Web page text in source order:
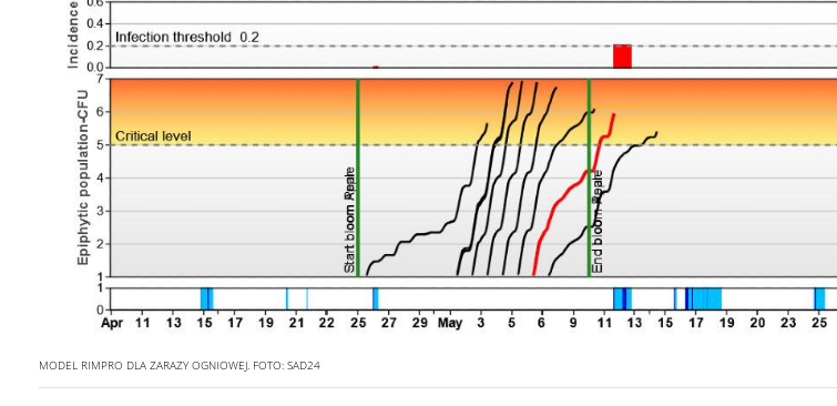
MODEL RIMPRO DLA ZARAZY OGNIOWEJ. FOTO: SAD24